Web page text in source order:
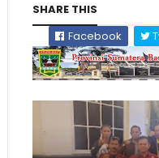
SHARE THIS
Facebook